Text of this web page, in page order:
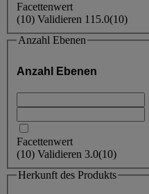
Facettenwert
(10) Validieren 115.0(10)
Anzahl Ebenen
Anzahl Ebenen
Facettenwert
(10) Validieren 3.0(10)
Herkunft des Produkts